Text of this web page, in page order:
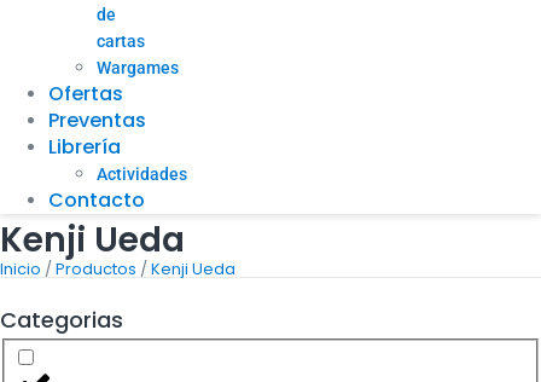
de
cartas
Wargames
Ofertas
Preventas
Librería
Actividades
Contacto
Kenji Ueda
Inicio /Productos /Kenji Ueda
Categorias